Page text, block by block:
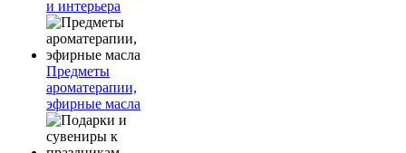
и интерьера
Предметы
ароматерапии,
эфирные масла